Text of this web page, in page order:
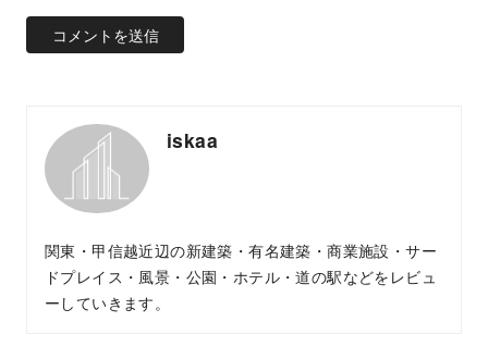
iskaa
関東・甲信越近辺の新建築・有名建築・商業施設・サー
ドプレイス・風景・公園・ホテル・道の駅などをレビュ
ーしていきます。